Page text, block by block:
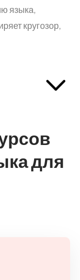
языка,
кругозор,
для